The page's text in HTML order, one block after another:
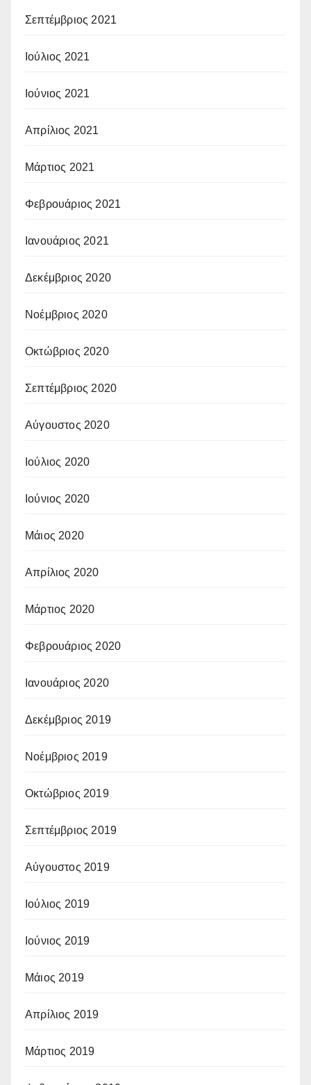
Σεπτέμβριος 2021
Ιούλιος 2021
Ιούνιος 2021
Απρίλιος 2021
Μάρτιος 2021
Φεβρουάριος 2021
Ιανουάριος 2021
Δεκέμβριος 2020
Νοέμβριος 2020
Οκτώβριος 2020
Σεπτέμβριος 2020
Αύγουστος 2020
Ιούλιος 2020
Ιούνιος 2020
Μάιος 2020
Απρίλιος 2020
Μάρτιος 2020
Φεβρουάριος 2020
Ιανουάριος 2020
Δεκέμβριος 2019
Νοέμβριος 2019
Οκτώβριος 2019
Σεπτέμβριος 2019
Αύγουστος 2019
Ιούλιος 2019
Ιούνιος 2019
Μάιος 2019
Απρίλιος 2019
Μάρτιος 2019